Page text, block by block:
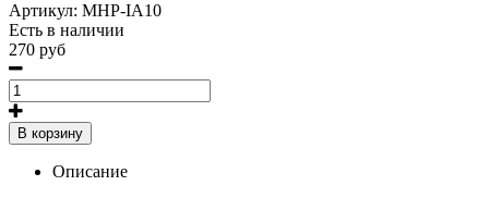
Артикул: MHP-IA10
Есть в наличии
270 руб
В корзину
Описание